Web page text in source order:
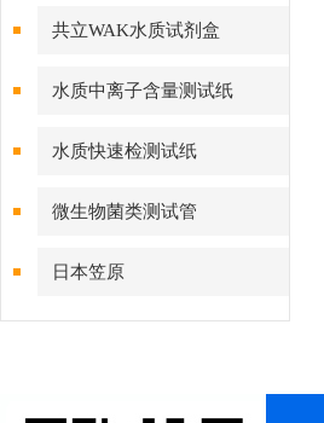
共立WAK水质试剂盒
水质中离子含量测试纸
水质快速检测试纸
微生物菌类测试管
日本笠原